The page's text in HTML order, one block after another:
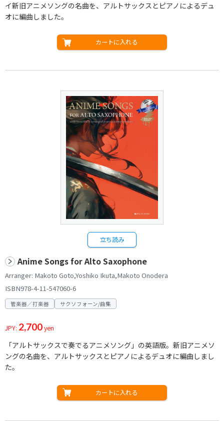
イ新旧アニメソングの名曲を、アルトサックスとピアノによるデュ
オに編曲しました。
カートに入れる
立ち読み
Anime Songs for Alto Saxophone
Arranger: Makoto Goto,Yoshiko Ikuta,Makoto Onodera
ISBN978-4-11-547060-6
管楽器／打楽器 サクソフォーン/曲集
JPY: 2,700yen
「アルトサックスで奏でるアニメソング」の英語版。新旧アニメソ
ングの名曲を、アルトサックスとピアノによるデュオに編曲しまし
た。
カートに入れる